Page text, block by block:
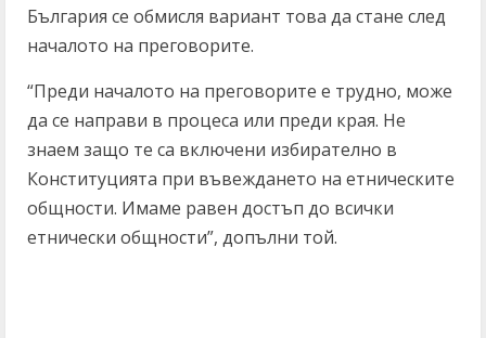
България се обмисля вариант това да стане след
началото на преговорите.
“Преди началото на преговорите е трудно, може
да се направи в процеса или преди края. Не
знаем защо те са включени избирателно в
Конституцията при въвеждането на етническите
общности. Имаме равен достъп до всички
етнически общности”, допълни той.